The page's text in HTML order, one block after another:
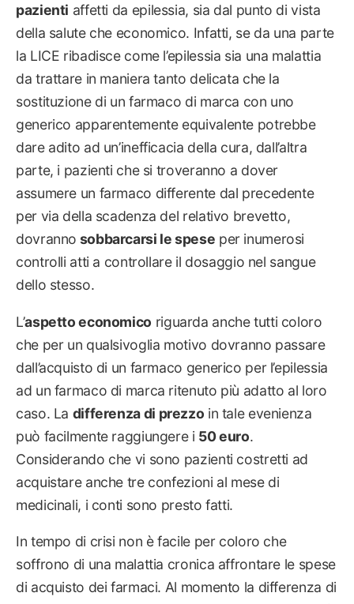
pazienti affetti da epilessia, sia dal punto di vista
della salute che economico. Infatti, se da una parte
la LICE ribadisce come l’epilessia sia una malattia
da trattare in maniera tanto delicata che la
sostituzione di un farmaco di marca con uno
generico apparentemente equivalente potrebbe
dare adito ad un’inefficacia della cura, dall’altra
parte, i pazienti che si troveranno a dover
assumere un farmaco differente dal precedente
per via della scadenza del relativo brevetto,
dovranno sobbarcarsi le spese per inumerosi
controlli atti a controllare il dosaggio nel sangue
dello stesso.
L’aspetto economico riguarda anche tutti coloro
che per un qualsivoglia motivo dovranno passare
dall’acquisto di un farmaco generico per l’epilessia
ad un farmaco di marca ritenuto più adatto al loro
caso. La differenza di prezzo in tale evenienza
può facilmente raggiungere i 50 euro.
Considerando che vi sono pazienti costretti ad
acquistare anche tre confezioni al mese di
medicinali, i conti sono presto fatti.
In tempo di crisi non è facile per coloro che
soffrono di una malattia cronica affrontare le spese
di acquisto dei farmaci. Al momento la differenza di